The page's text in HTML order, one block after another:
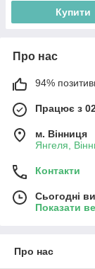
Купити
Про нас
94%
Працює з
м. Вінниця
Янгеля,
Контакти
Сьогодні
Показати
Про нас